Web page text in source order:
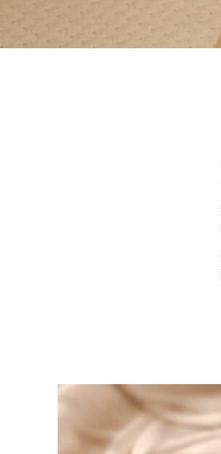
热门产品
LUNA™ 4 套装
Anti-aging massage
BEAR™ 2 套装
Microcurrent toning